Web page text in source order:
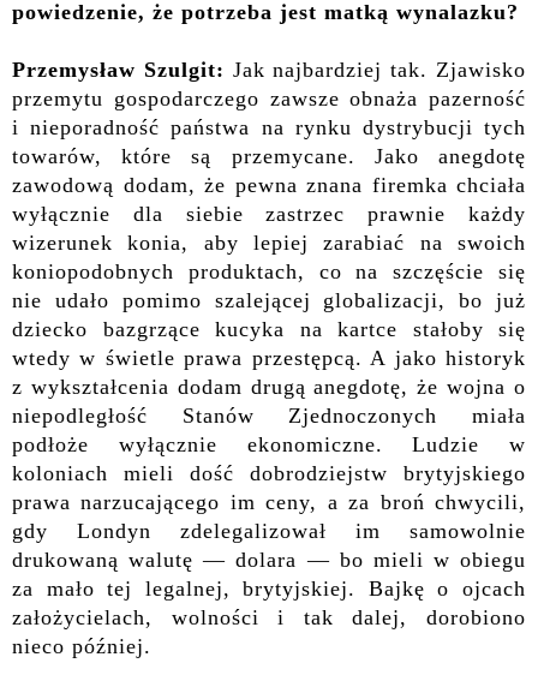
powiedzenie, że potrzeba jest matką wynalazku?
Przemysław Szulgit: Jak najbardziej tak. Zjawisko
przemytu gospodarczego zawsze obnaża pazerność
i nieporadność państwa na rynku dystrybucji tych
towarów, które są przemycane. Jako anegdotę
zawodową dodam, że pewna znana firemka chciała
wyłącznie dla siebie zastrzec prawnie każdy
wizerunek konia, aby lepiej zarabiać na swoich
koniopodobnych produktach, co na szczęście się
nie udało pomimo szalejącej globalizacji, bo już
dziecko bazgrzące kucyka na kartce stałoby się
wtedy w świetle prawa przestępcą. A jako historyk
z wykształcenia dodam drugą anegdotę, że wojna o
niepodległość Stanów Zjednoczonych miała
podłoże wyłącznie ekonomiczne. Ludzie w
koloniach mieli dość dobrodziejstw brytyjskiego
prawa narzucającego im ceny, a za broń chwycili,
gdy Londyn zdelegalizował im samowolnie
drukowaną walutę — dolara — bo mieli w obiegu
za mało tej legalnej, brytyjskiej. Bajkę o ojcach
założycielach, wolności i tak dalej, dorobiono
nieco później.